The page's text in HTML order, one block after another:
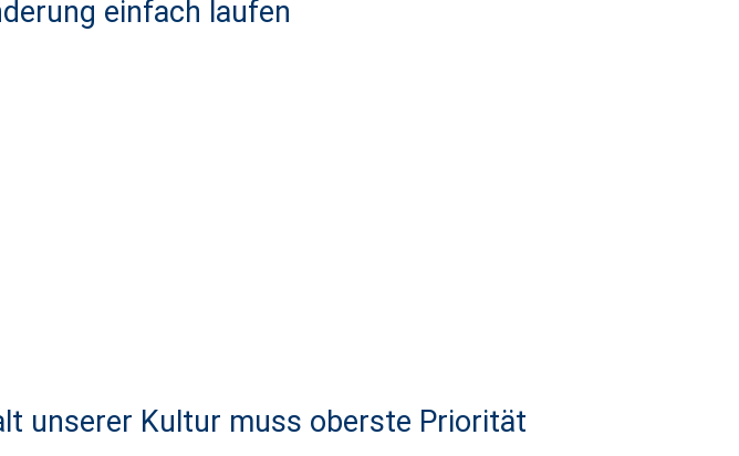
einfach laufen
unserer Kultur muss oberste Priorität